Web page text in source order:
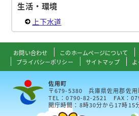
生活・環境
上下水道
お問い合わせ このホームページについて
プライバシーポリシー
サイトマップ
佐用町
〒679-5380 兵庫県佐用郡佐用
TEL：0790-82-2521 FAX：
開庁時間：8時30分から17時15